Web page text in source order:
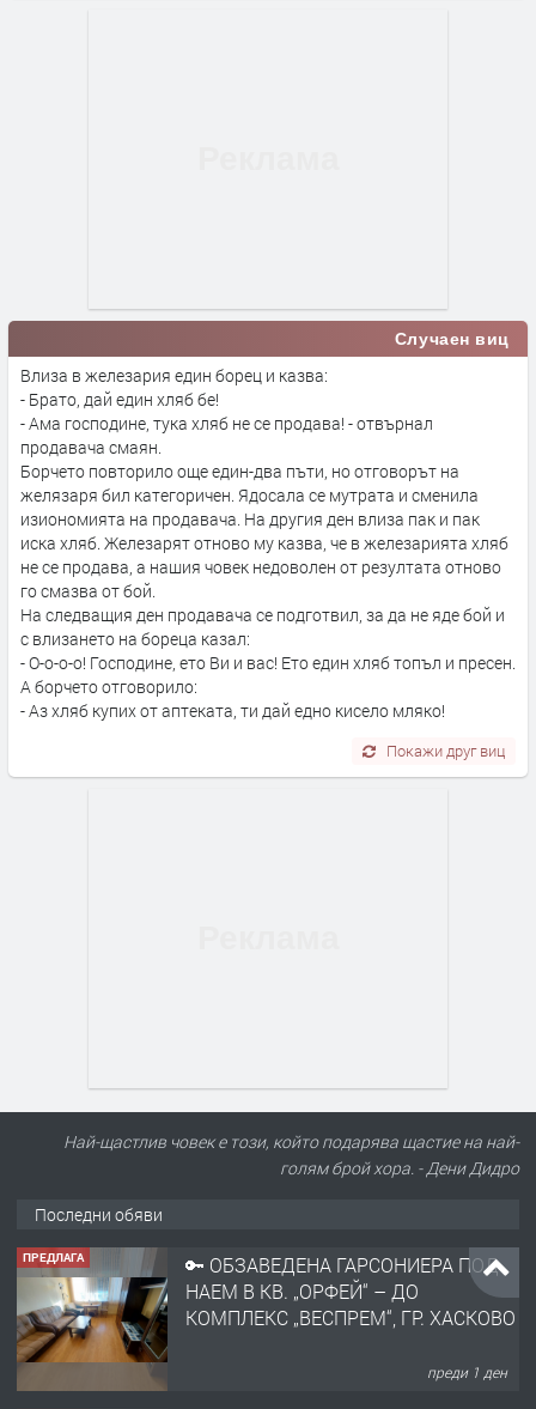
Случаен виц
Влиза в железария един борец и казва:
- Брато, дай един хляб бе!
- Ама господине, тука хляб не се продава! - отвърнал
продавача смаян.
Борчето повторило още един-два пъти, но отговорът на
желязаря бил категоричен. Ядосала се мутрата и сменила
изиономията на продавача. На другия ден влиза пак и пак
иска хляб. Железарят отново му казва, че в железарията хляб
не се продава, а нашия човек недоволен от резултата отново
го смазва от бой.
На следващия ден продавача се подготвил, за да не яде бой и
с влизането на бореца казал:
- О-о-о-о! Господине, ето Ви и вас! Ето един хляб топъл и пресен.
А бoрчето отговорило:
- Аз хляб купих от аптеката, ти дай едно кисело мляко!
Покажи друг виц
Най-щастлив човек е този, който подарява щастие на най-
голям брой хора. - Дени Дидро
Последни обяви
ПРЕДЛАГА
🔑 ОБЗАВЕДЕНА ГАРСОНИЕРА ПОД
НАЕМ В КВ. „ОРФЕЙ“ – ДО
КОМПЛЕКС „ВЕСПРЕМ“, ГР. ХАСКОВО
преди 1 ден